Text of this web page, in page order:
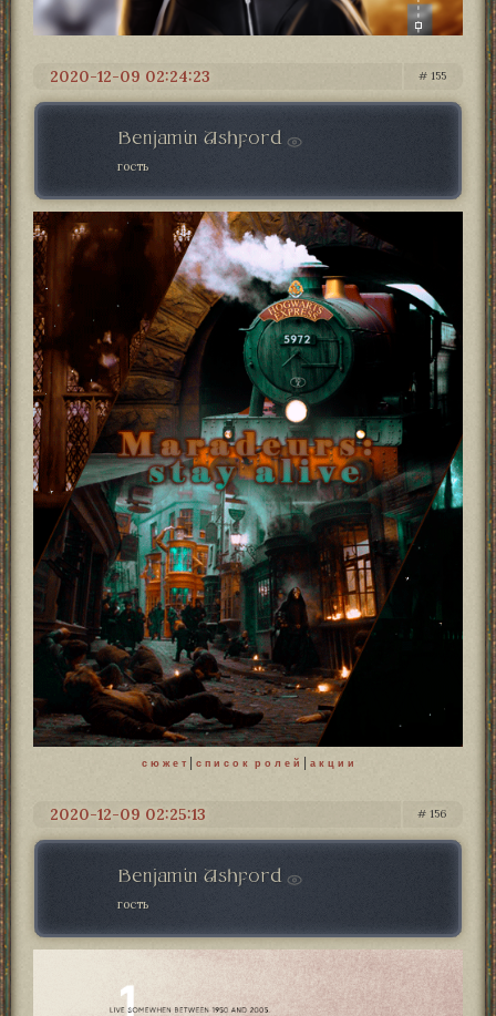
155
2020-12-09 02:24:23
Benjamin Ashford
гость
c ю ж е т с п и с о к р о л е й а к ц и и
156
2020-12-09 02:25:13
Benjamin Ashford
гость